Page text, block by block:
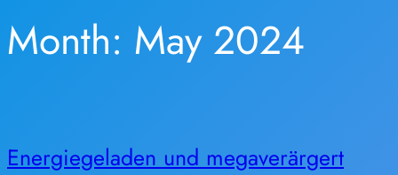
Month: May 2024
Energiegeladen und megaverärgert